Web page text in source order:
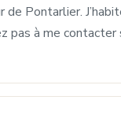
Pontarlier.
pas à me contacter